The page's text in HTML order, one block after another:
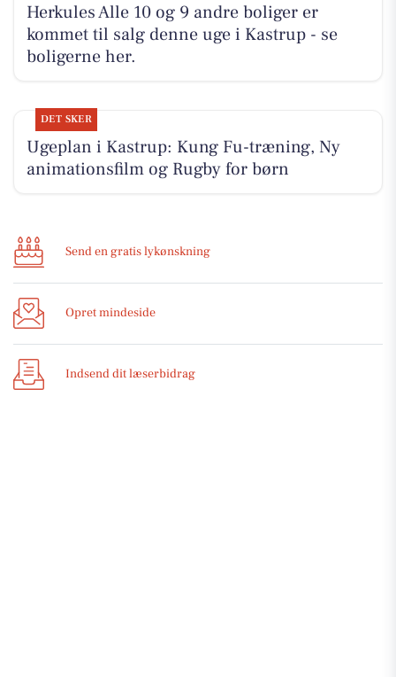
Herkules Alle 10 og 9 andre boliger er
kommet til salg denne uge i Kastrup - se
boligerne her.
DET SKER
Ugeplan i Kastrup: Kung Fu-træning, Ny
animationsfilm og Rugby for børn
Send en gratis lykønskning
Opret mindeside
Indsend dit læserbidrag